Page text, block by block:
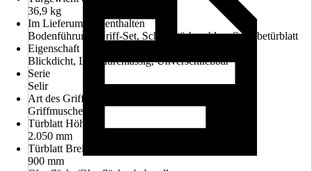
36,9 kg
Im Lieferumfang enthalten
Bodenführung, Griff-Set, Schiebetürbeschlag, Schiebetürblatt
Eigenschaft
Blickdicht, Lichtdurchlässig, Unverschließbar
Serie
Selir
Art des Griffs
Griffmuschel
Türblatt Höhe
2.050 mm
Türblatt Breite
900 mm